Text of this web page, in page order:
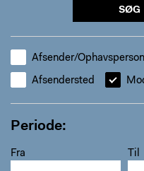
SØG
Afsender/Ophavsperson
Afsendersted
Periode
Fra Til